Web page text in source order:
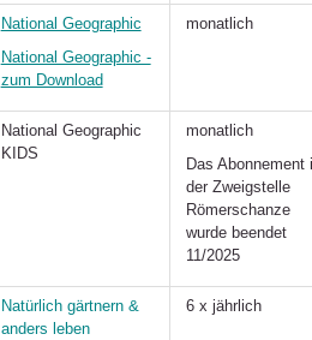
National Geographic
National Geographic -
zum Download
monatlich
National Geographic
KIDS
monatlich
Das Abonnement
der Zweigstelle
Römerschanze
wurde beendet
11/2025
Natürlich gärtnern&
anders leben
6 x jährlich